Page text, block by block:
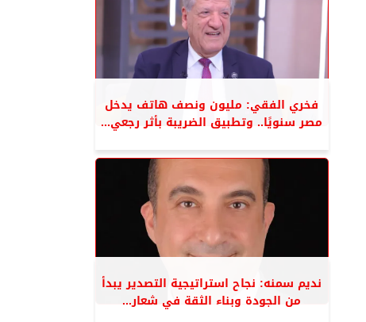
فخري الفقي: مليون ونصف هاتف يدخل
مصر سنويًا.. وتطبيق الضريبة بأثر رجعي...
نديم سمنه: نجاح استراتيجية التصدير يبدأ
من الجودة وبناء الثقة في شعار...